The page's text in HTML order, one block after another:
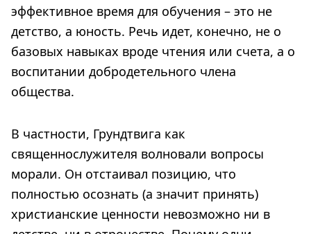
эффективное время для обучения – это не
детство, а юность. Речь идет, конечно, не о
базовых навыках вроде чтения или счета, а о
воспитании добродетельного члена
общества.
В частности, Грундтвига как
священнослужителя волновали вопросы
морали. Он отстаивал позицию, что
полностью осознать (а значит принять)
христианские ценности невозможно ни в